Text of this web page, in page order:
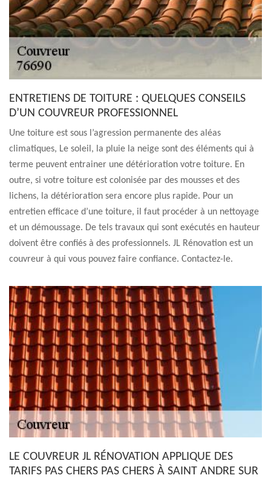
ENTRETIENS DE TOITURE : QUELQUES CONSEILS
D’UN COUVREUR PROFESSIONNEL
Une toiture est sous l’agression permanente des aléas
climatiques, Le soleil, la pluie la neige sont des éléments qui à
terme peuvent entrainer une détérioration votre toiture. En
outre, si votre toiture est colonisée par des mousses et des
lichens, la détérioration sera encore plus rapide. Pour un
entretien efficace d’une toiture, il faut procéder à un nettoyage
et un démoussage. De tels travaux qui sont exécutés en hauteur
doivent être confiés à des professionnels. JL Rénovation est un
couvreur à qui vous pouvez faire confiance. Contactez-le.
LE COUVREUR JL RÉNOVATION APPLIQUE DES
TARIFS PAS CHERS PAS CHERS À SAINT ANDRE SUR